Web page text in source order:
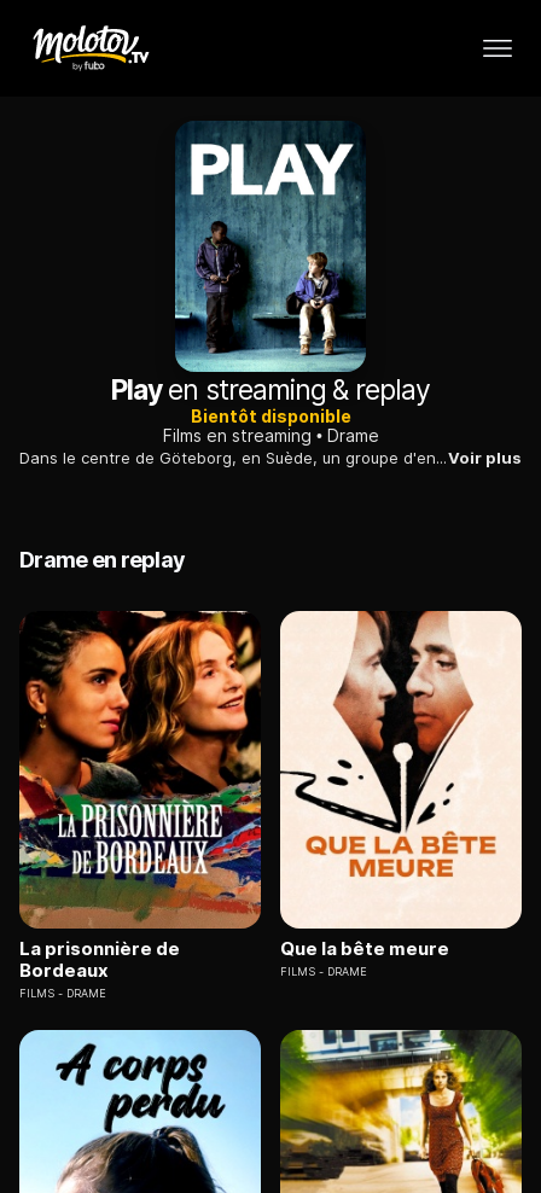
Playen streaming & replay
Bientôt disponible
Films en streaming
Drame
Dans le centre de Göteborg, en Suède, un groupe d'enfants en rackette trois autres durant des années grâce à une manœuvre bien rodée, inspirée des gangs.Voir plus
Drame en replay
La prisonnière de
Bordeaux
FILMS DRAME
Que la bête meure
FILMS DRAME